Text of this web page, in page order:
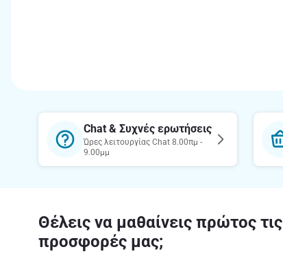
Chat & Συχνές ερωτήσεις
Ώρες λειτουργίας Chat 8.00πμ -
9.00μμ
Θέλεις να μαθαίνεις πρώτος τις
προσφορές μας;